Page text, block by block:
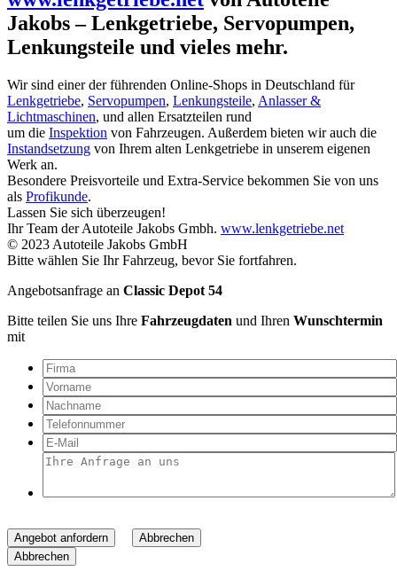
Jakobs – Lenkgetriebe, Servopumpen,
Lenkungsteile und vieles mehr.
Wir sind einer der führenden Online-Shops in Deutschland für
Lenkgetriebe, Servopumpen, Lenkungsteile, Anlasser &
Lichtmaschinen, und allen Ersatzteilen rund
um die Inspektion von Fahrzeugen. Außerdem bieten wir auch die
Instandsetzung von Ihrem alten Lenkgetriebe in unserem eigenen
Werk an.
Besondere Preisvorteile und Extra-Service bekommen Sie von uns
als Profikunde.
Lassen Sie sich überzeugen!
Ihr Team der Autoteile Jakobs Gmbh. www.lenkgetriebe.net
© 2023 Autoteile Jakobs GmbH
Bitte wählen Sie Ihr Fahrzeug, bevor Sie fortfahren.
Angebotsanfrage an Classic Depot 54
Bitte teilen Sie uns Ihre Fahrzeugdaten und Ihren Wunschtermin
mit
Angebot anfordern
Abbrechen
Abbrechen